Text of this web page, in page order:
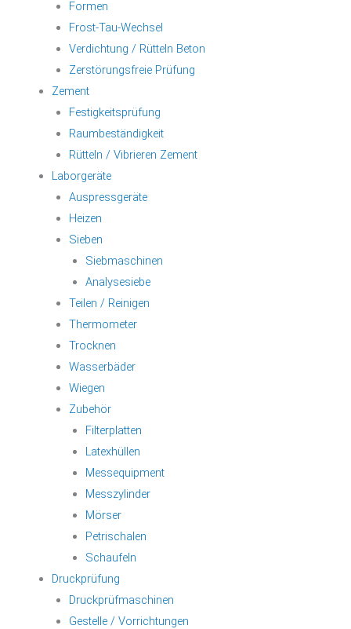
Formen
Frost-Tau-Wechsel
Verdichtung / Rütteln Beton
Zerstörungsfreie Prüfung
Zement
Festigkeitsprüfung
Raumbeständigkeit
Rütteln / Vibrieren Zement
Laborgeräte
Auspressgeräte
Heizen
Sieben
Siebmaschinen
Analysesiebe
Teilen / Reinigen
Thermometer
Trocknen
Wasserbäder
Wiegen
Zubehör
Filterplatten
Latexhüllen
Messequipment
Messzylinder
Mörser
Petrischalen
Schaufeln
Druckprüfung
Druckprüfmaschinen
Gestelle / Vorrichtungen